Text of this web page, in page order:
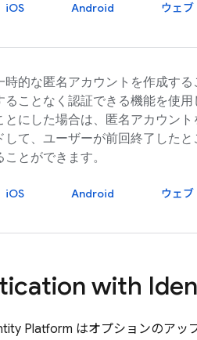
iOS Android ウェブ
時的な匿名アカウントを作成す
ることなく認証できる機能を使
とにした場合は、匿名アカウン
して、ユーザーが前回終了した
ことができます。
iOS Android ウェブ
with
Platform はオプションのアッ